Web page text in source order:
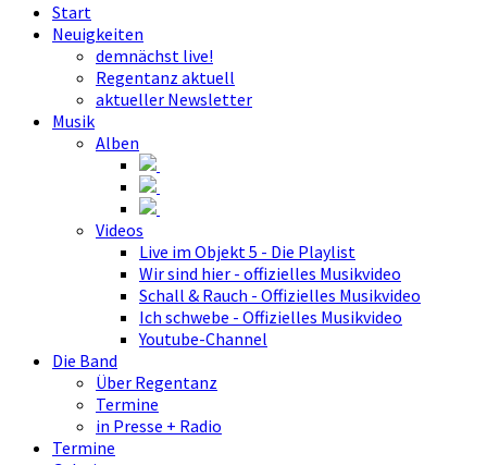
Start
Neuigkeiten
demnächst live!
Regentanz aktuell
aktueller Newsletter
Musik
Alben
Videos
Live im Objekt 5 - Die Playlist
Wir sind hier - offizielles Musikvideo
Schall & Rauch - Offizielles Musikvideo
Ich schwebe - Offizielles Musikvideo
Youtube-Channel
Die Band
Über Regentanz
Termine
in Presse + Radio
Termine